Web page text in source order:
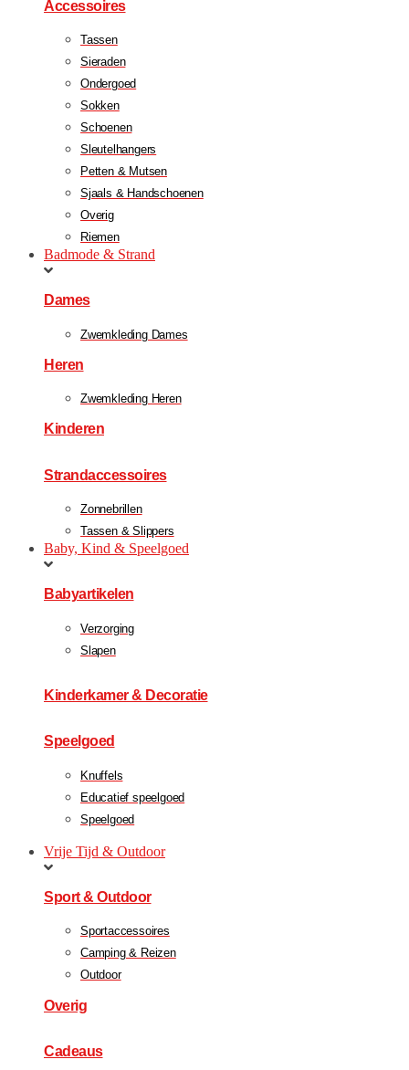
Accessoires
Tassen
Sieraden
Ondergoed
Sokken
Schoenen
Sleutelhangers
Petten & Mutsen
Sjaals & Handschoenen
Overig
Riemen
Badmode & Strand
Dames
Zwemkleding Dames
Heren
Zwemkleding Heren
Kinderen
Strandaccessoires
Zonnebrillen
Tassen & Slippers
Baby, Kind & Speelgoed
Babyartikelen
Verzorging
Slapen
Kinderkamer & Decoratie
Speelgoed
Knuffels
Educatief speelgoed
Speelgoed
Vrije Tijd & Outdoor
Sport & Outdoor
Sportaccessoires
Camping & Reizen
Outdoor
Overig
Cadeaus